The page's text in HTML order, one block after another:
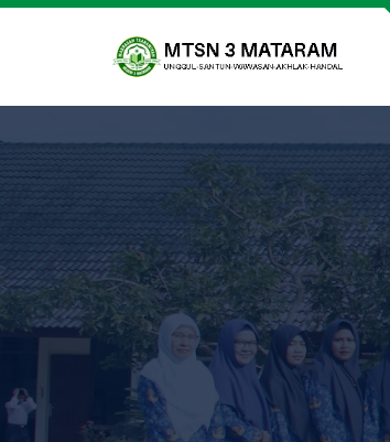
MADRASAH USWAH (UNGGUL, SANTUN, BER-